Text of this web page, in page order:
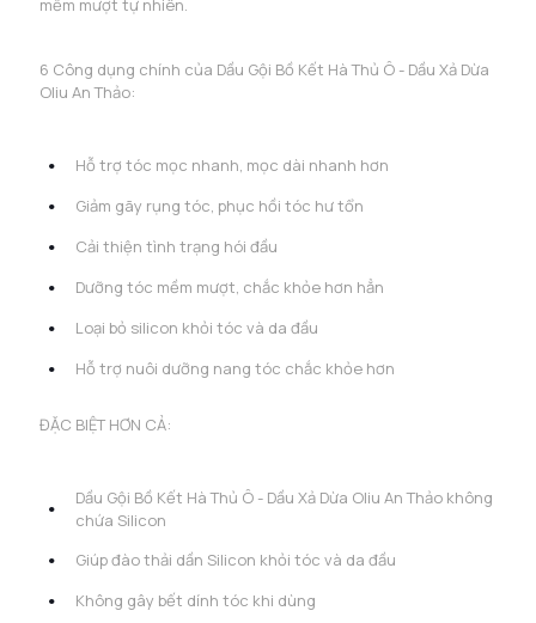
mềm mượt tự nhiên.
6 Công dụng chính của Dầu Gội Bồ Kết Hà Thủ Ô - Dầu Xả Dừa
Oliu An Thảo:
Hỗ trợ tóc mọc nhanh, mọc dài nhanh hơn
Giảm gãy rụng tóc, phục hồi tóc hư tổn
Cải thiện tình trạng hói đầu
Dưỡng tóc mềm mượt, chắc khỏe hơn hẳn
Loại bỏ silicon khỏi tóc và da đầu
Hỗ trợ nuôi dưỡng nang tóc chắc khỏe hơn
ĐẶC BIỆT HƠN CẢ:
Dầu Gội Bồ Kết Hà Thủ Ô - Dầu Xả Dừa Oliu An Thảo không
chứa Silicon
Giúp đào thải dần Silicon khỏi tóc và da đầu
Không gây bết dính tóc khi dùng